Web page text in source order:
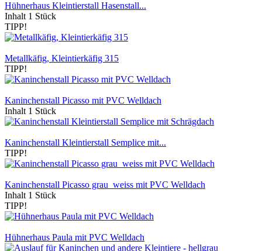
Hühnerhaus Kleintierstall Hasenstall...
Inhalt 1 Stück
TIPP!
Metallkäfig, Kleintierkäfig 315
TIPP!
Kaninchenstall Picasso mit PVC Welldach
Inhalt 1 Stück
Kaninchenstall Kleintierstall Semplice mit...
TIPP!
Kaninchenstall Picasso grau_weiss mit PVC Welldach
Inhalt 1 Stück
TIPP!
Hühnerhaus Paula mit PVC Welldach